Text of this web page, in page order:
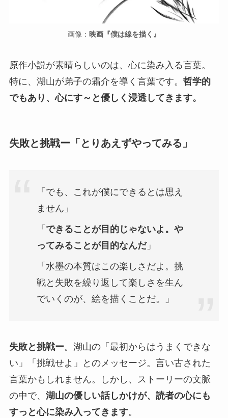
画像： 映画『僕は線を描く』
原作小説が素晴らしいのは、心に染み入る言葉。
特に、湖山が弟子の霜介を導く言葉です。 哲学的
でもあり、心にす～と優しく浸透してきます。
失敗と挑戦ー 「とりあえずやってみる」
「でも、これが僕にできるとは思え
ません」
「 できることが目的じゃないよ。や
ってみることが目的なんだ」
「水墨の本質はこの楽しさだよ。挑
戦と失敗を繰り返して楽しさを生ん
でいくのが、絵を描くことだ。」
失敗と挑戦ー。湖山の「最初からはうまくできな
い」「挑戦せよ」とのメッセージ。言い古された
言葉かもしれません。しかし、ストーリーの文脈
の中で、 湖山の優しい話しかけが、読者の心にも
すっと心に染み入ってきます。